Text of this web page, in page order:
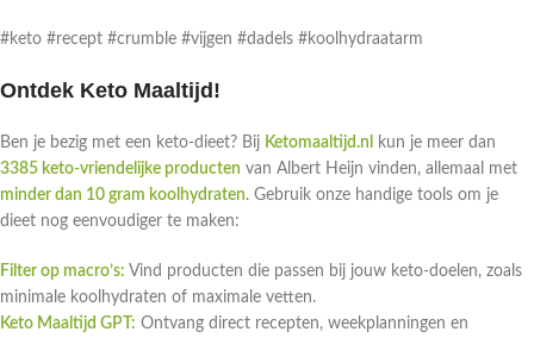
#keto #recept #crumble #vijgen #dadels #koolhydraatarm
Ontdek Keto Maaltijd!
Ben je bezig met een keto-dieet? Bij Ketomaaltijd.nl
kun je meer dan
3385 keto-vriendelijke producten van Albert Heijn vinden, allemaal met
minder dan 10 gram koolhydraten. Gebruik onze handige tools om je
dieet nog eenvoudiger te maken:
Filter op macro’s: Vind producten die passen bij jouw keto-doelen, zoals
minimale koolhydraten of maximale vetten.
Keto Maaltijd GPT: Ontvang direct recepten, weekplanningen en